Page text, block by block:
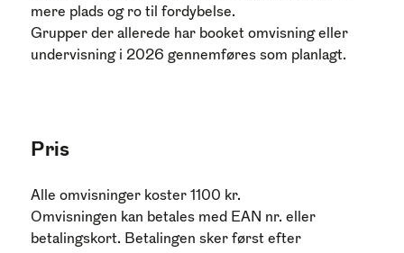
mere plads og ro til fordybelse.
Grupper der allerede har booket omvisning eller
undervisning i 2026 gennemføres som planlagt.
Pris
Alle omvisninger koster 1100 kr.
Omvisningen kan betales med EAN nr. eller
betalingskort. Betalingen sker først efter